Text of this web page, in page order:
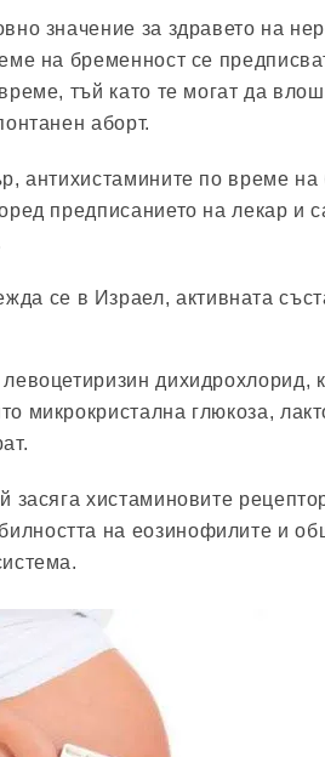
значение за здравето на
на бременност се
тъй като те могат да
аборт.
антихистамините по време на
предписанието на лекар и
се в Израел, активната
дихидрохлорид,
микрокристална глюкоза,
засяга хистаминовите
на еозинофилите и